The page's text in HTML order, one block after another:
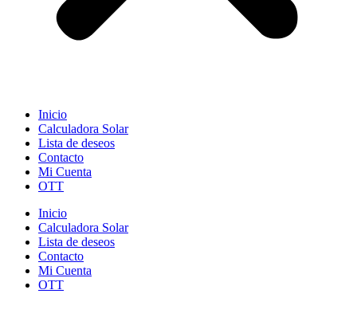
Inicio
Calculadora Solar
Lista de deseos
Contacto
Mi Cuenta
OTT
Inicio
Calculadora Solar
Lista de deseos
Contacto
Mi Cuenta
OTT